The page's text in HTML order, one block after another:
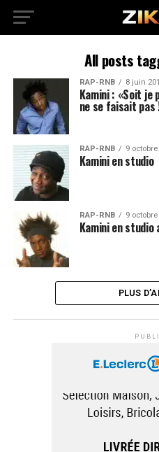
All posts
RAP-RNB 8 juin
Kamini : «Soit je
ne se faisait pas
RAP-RNB 9
Kamini en studio
RAP-RNB 9
Kamini en studio
PLUS